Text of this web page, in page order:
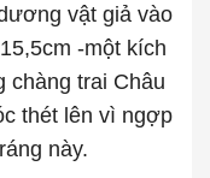
vật giả vào
-một kích
trai Châu
thét lên vì ngợp
này.